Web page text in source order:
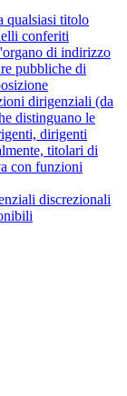
qualsiasi titolo
conferiti
di indirizzo
pubbliche di
dirigenziali (da
distinguano le
dirigenti
titolari di
con funzioni
discrezionali